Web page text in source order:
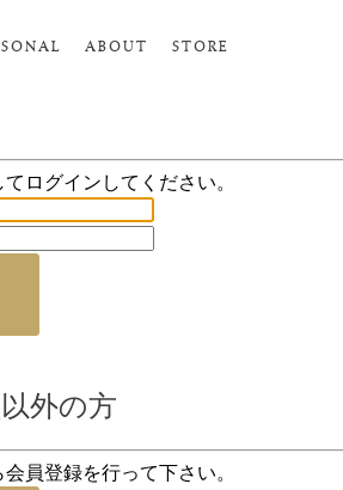
ABOUT STORE
ルグッズ
グッズ
ケア
ログインしてください。
外の方
員登録を行って下さい。